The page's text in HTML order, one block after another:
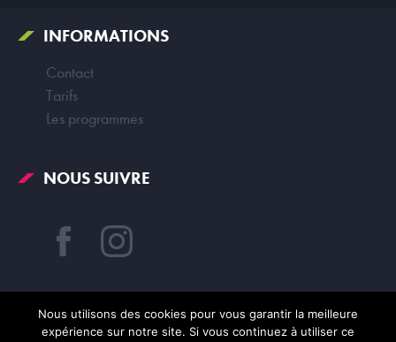
INFORMATIONS
Contact
Tarifs
Les programmes
NOUS SUIVRE
Nous utilisons des cookies pour vous garantir la meilleure
expérience sur notre site. Si vous continuez à utiliser ce